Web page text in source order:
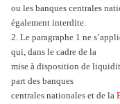
ou les banques centrales
également interdite.
2. Le paragraphe 1 ne
qui, dans le cadre de la
mise à disposition de
part des banques
centrales nationales et de la